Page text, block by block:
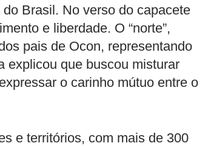
Brasil. No verso do capacete
e liberdade. O “norte”,
pais de Ocon, representando
explicou que buscou misturar
o carinho mútuo entre o
e territórios, com mais de 300